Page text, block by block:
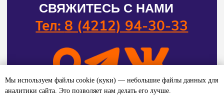
Мы используем файлы cookie (куки) — небольшие файлы данных для
аналитики сайта. Это позволяет нам делать его лучше.